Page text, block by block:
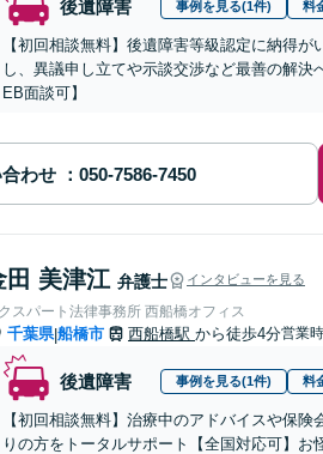
後遺障害 事例を見る(1件) 料
【初回相談無料】後遺障害等級認定に納得
し、異議申し立てや示談交渉など最善の解
EB面談可】
わせ
田 美津江 弁護士 インタビューを見る
スパート法律事務所 西船橋オフィス
千葉県|船橋市 西船橋駅 から徒歩4分営業
後遺障害 事例を見る(1件) 料
【初回相談無料】治療中のアドバイスや保
りの方をトータルサポート【全国対応可】